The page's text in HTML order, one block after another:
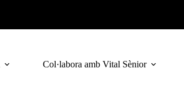
Col·labora amb Vital Sènior